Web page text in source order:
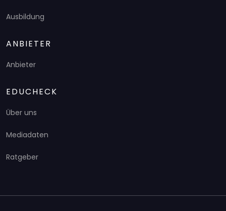
Ausbildung
ANBIETER
Anbieter
EDUCHECK
Über uns
Mediadaten
Ratgeber